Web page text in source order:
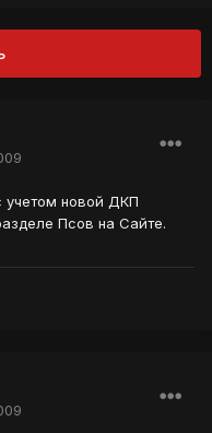
новой ДКП
Псов на Сайте.